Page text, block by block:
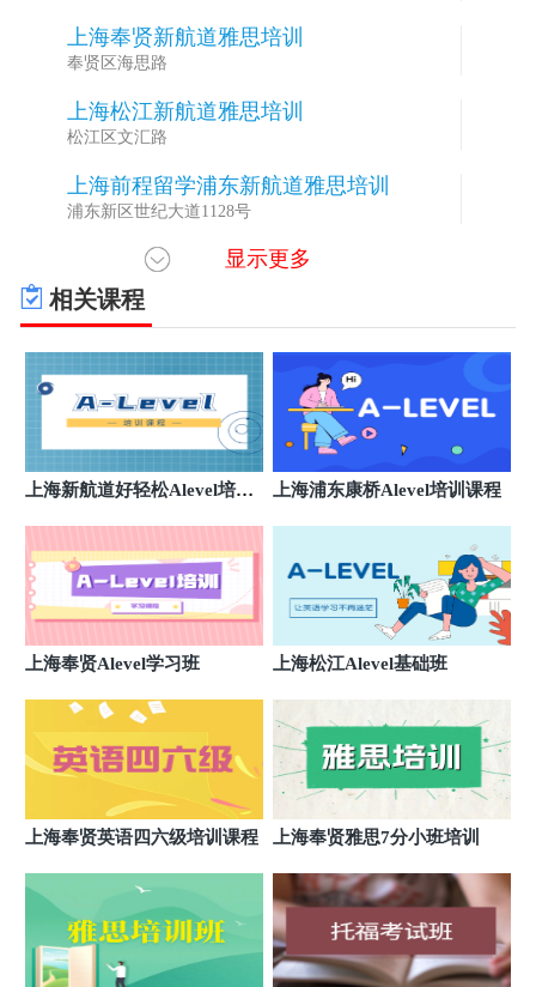
上海奉贤新航道雅思培训
奉贤区海思路
上海松江新航道雅思培训
松江区文汇路
上海前程留学浦东新航道雅思培训
浦东新区世纪大道1128号
上海黄埔锦秋新航道雅思培训
黄浦区南京西路
上海闵行临港新航道雅思培训
上海闵行东川新航道雅思培训
9 上海杨浦国宾新航道雅思培训
10 上海长宁中山公园新航道雅思培训
长海长宁中山公园新航道
上海浦东世纪大道新航道雅思培训
浦东新区世纪大道1128号
上海徐汇AF艺术留学旗舰新航道雅思培训
上海徐汇前程留学旗舰新航道雅思培训
徐汇区文定路
上海黄浦区人民广场新航道雅思培训
上海徐汇文定新航道雅思培训
徐汇区文定路
显示更多
相关课程
上海新航道好轻松Alevel培训
上海浦东康桥Alevel培训课程
上海奉贤Alevel学习班 上海松江Alevel基础班
上海奉贤英语四六级培训课程 上海奉贤雅思7分小班培训